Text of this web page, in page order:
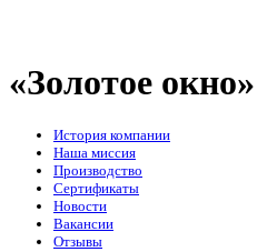
«Золотое
История компании
Наша миссия
Производство
Сертификаты
Новости
Вакансии
Отзывы